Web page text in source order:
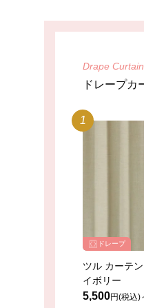
Drape
ドレープカ
ドレープ
ツル カーテ
イボリー
5,500円(税込)